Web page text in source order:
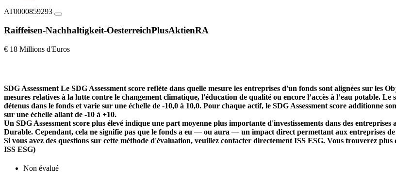
AT0000859293
Raiffeisen-Nachhaltigkeit-OesterreichPlusAktienRA
€ 18 Millions d'Euros
SDG Assessment Le SDG Assessment score reflète dans quelle mesure les entreprises d'un fonds sont alignées sur les
mesures relatives à la lutte contre le changement climatique, l'éducation de qualité ou encore l’accès à l’eau potable. Le
détenus dans le fonds et varie sur une échelle de -10,0 à 10,0. Pour chaque actif, le SDG Assessment score additionne
sur une échelle allant de -10 à +10.
Un SDG Assessment score plus élevé indique une part moyenne plus importante d'investissements dans des
Durable. Cependant, cela ne signifie pas que le fonds a eu — ou aura — un impact direct permettant aux entreprises
Si vous avez des questions sur cette méthode d'évaluation, veuillez contacter directement ISS ESG. Vous trouverez
ISS ESG)
Non évalué